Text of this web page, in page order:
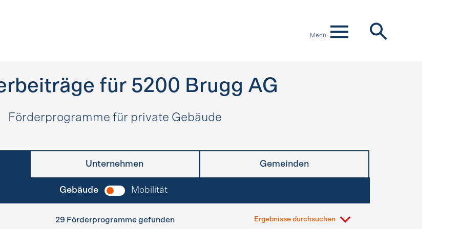
Menü
für 5200 Brugg AG
Förderprogramme für private Gebäude
Unternehmen Gemeinden
Gebäude Mobilität
29 Förderprogramme gefunden Ergebnisse durchsuchen